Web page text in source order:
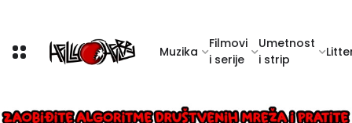
Muzika
Filmovi
i serije
Umetnost
i strip